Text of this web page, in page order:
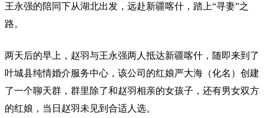
王永强的陪同下从湖北出发，远赴新疆喀什，踏上“寻妻”之
路。
两天后的早上，赵羽与王永强两人抵达新疆喀什，随即来到了
叶城县纯情婚介服务中心，该公司的红娘严大海（化名）创建
了一个聊天群，群里除了和赵羽相亲的女孩子，还有男女双方
的红娘，当日赵羽未见到合适人选。